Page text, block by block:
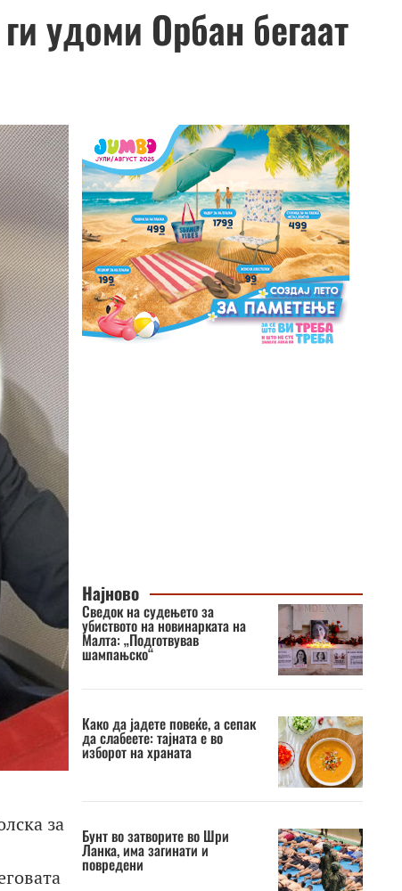
удоми Орбан бегаат
за
Најново
Сведок на судењето за
убиството на новинарката на
Малта: „Подготвував
шампањско“
Како да јадете повеќе, а сепак
да слабеете: тајната е во
изборот на храната
Бунт во затворите во Шри
Ланка, има загинати и
повредени